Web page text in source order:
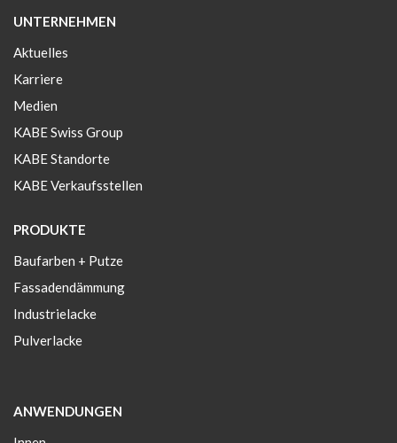
UNTERNEHMEN
Aktuelles
Karriere
Medien
KABE Swiss Group
KABE Standorte
KABE Verkaufsstellen
PRODUKTE
Baufarben + Putze
Fassadendämmung
Industrielacke
Pulverlacke
ANWENDUNGEN